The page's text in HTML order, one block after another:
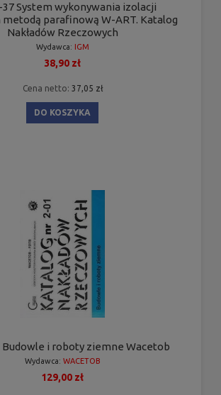
37 System wykonywania izolacji
parafinową W-ART. Katalog
Nakładów Rzeczowych
Wydawca: IGM
38,90 zł
Cena netto: 37,05 zł
DO KOSZYKA
Budowle i roboty ziemne Wacetob
Wydawca: WACETOB
129,00 zł